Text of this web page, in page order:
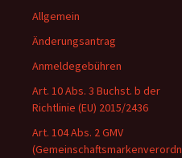
Allgemein
Änderungsantrag
Anmeldegebühren
Art. 10 Abs. 3 Buchst. b der
Richtlinie (EU) 2015/2436
Art. 104 Abs. 2 GMV
(Gemeinschaftsmarkenverordn